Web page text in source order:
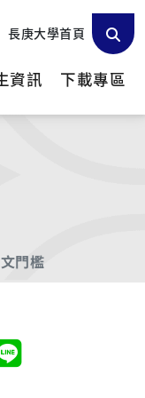
長庚大學首頁
資訊 下載專區
門檻
視窗)
至臉書分享至 Line